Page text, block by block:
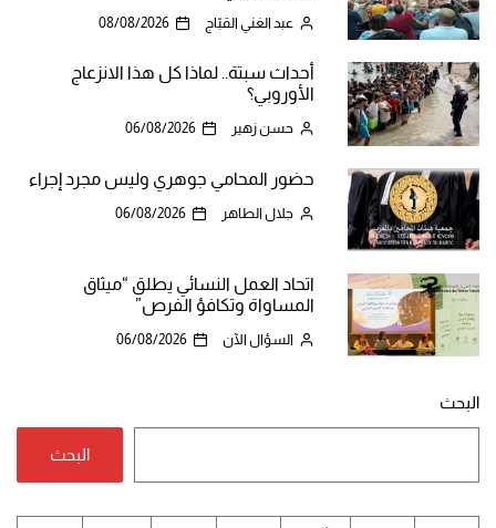
عبد الغني القبّاج 08/08/2026
أحداث سبتة.. لماذا كل هذا الانزعاج
الأوروبي؟
حسن زهير 06/08/2026
حضور المحامي جوهري وليس مجرد إجراء
جلال الطاهر 06/08/2026
اتحاد العمل النسائي يطلق “ميثاق
المساواة وتكافؤ الفرص”
السؤال الآن 06/08/2026
البحث
البحث